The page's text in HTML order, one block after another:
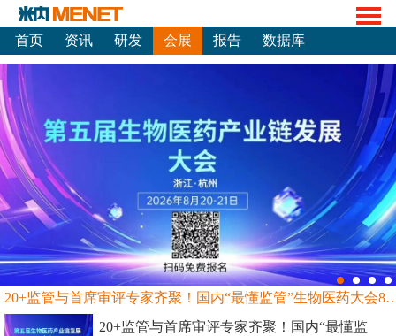
首页 资讯 研发 会展 报告 数据库
20+监管与首席审评专家齐聚！国内“最
20+监管与首席审评专家齐聚！国内“最懂监